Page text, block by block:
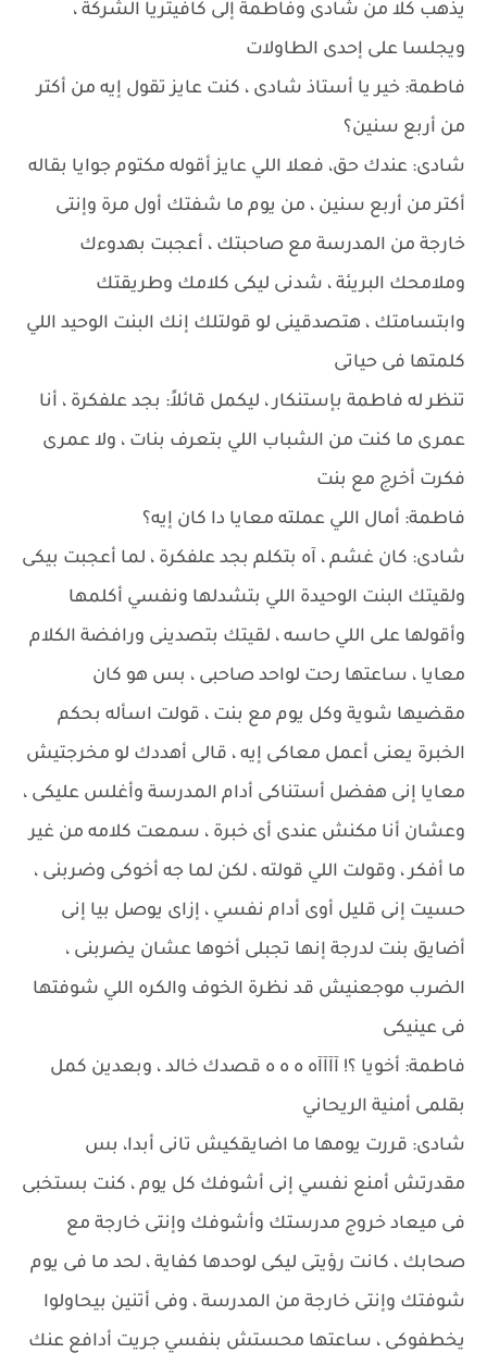
يذهب كلا من شادى وفاطمة إلى كافيتريا الشركة ،
ويجلسا على إحدى الطاولات
فاطمة: خير يا أستاذ شادى ، كنت عايز تقول إيه من أكتر
من أربع سنين؟
شادى: عندك حق، فعلا اللي عايز أقوله مكتوم جوايا بقاله
أكتر من أربع سنين ، من يوم ما شفتك أول مرة وإنتى
خارجة من المدرسة مع صاحبتك ، أعجبت بهدوءك
وملامحك البريئة ، شدنى ليكى كلامك وطريقتك
وابتسامتك ، هتصدقينى لو قولتلك إنك البنت الوحيد اللي
كلمتها فى حياتى
تنظر له فاطمة بإستنكار ، ليكمل قائلاً: بجد علفكرة ، أنا
عمرى ما كنت من الشباب اللي بتعرف بنات ، ولا عمرى
فكرت أخرج مع بنت
فاطمة: أمال اللي عملته معايا دا كان إيه؟
شادى: كان غشم ، آه بتكلم بجد علفكرة ، لما أعجبت بيكى
ولقيتك البنت الوحيدة اللي بتشدلها ونفسي أكلمها
وأقولها على اللي حاسه ، لقيتك بتصدينى ورافضة الكلام
معايا ، ساعتها رحت لواحد صاحبى ، بس هو كان
مقضيها شوية وكل يوم مع بنت ، قولت اسأله بحكم
الخبرة يعنى أعمل معاكى إيه ، قالى أهددك لو مخرجتيش
معايا إنى هفضل أستناكى أدام المدرسة وأغلس عليكى ،
وعشان أنا مكنش عندى أى خبرة ، سمعت كلامه من غير
ما أفكر ، وقولت اللي قولته ، لكن لما جه أخوكى وضربنى ،
حسيت إنى قليل أوى أدام نفسي ، إزاى يوصل بيا إنى
أضايق بنت لدرجة إنها تجبلى أخوها عشان يضربنى ،
الضرب موجعنيش قد نظرة الخوف والكره اللي شوفتها
فى عينيكى
فاطمة: أخويا ؟! آآآآه ه ه ه قصدك خالد ، وبعدين كمل
بقلمى أمنية الريحاني
شادى: قررت يومها ما اضايقكيش تانى أبدا، بس
مقدرتش أمنع نفسي إنى أشوفك كل يوم ، كنت بستخبى
فى ميعاد خروج مدرستك وأشوفك وإنتى خارجة مع
صحابك ، كانت رؤيتى ليكى لوحدها كفاية ، لحد ما فى يوم
شوفتك وإنتى خارجة من المدرسة ، وفى أتنين بيحاولوا
يخطفوكى ، ساعتها محستش بنفسي جريت أدافع عنك